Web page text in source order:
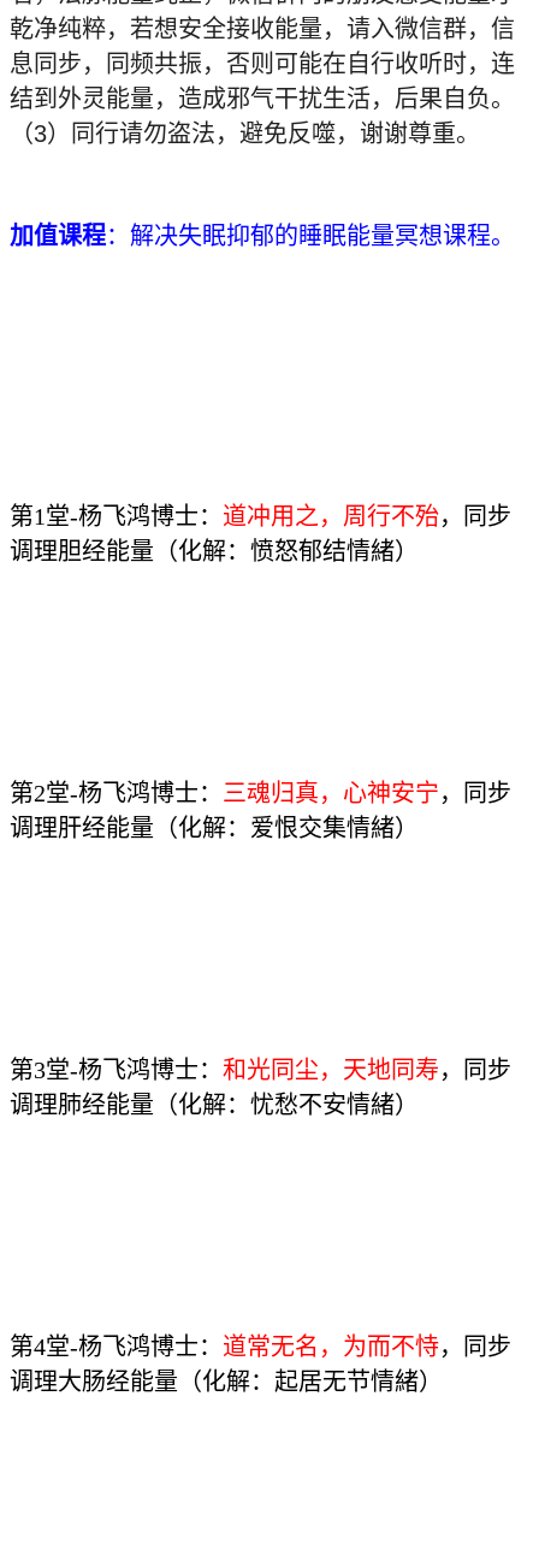
乾净纯粹，若想安全接收能量，请入微信群，信
息同步，同频共振，否则可能在自行收听时，连
结到外灵能量，造成邪气干扰生活，后果自负。
（3）同行请勿盗法，避免反噬，谢谢尊重。
加值课程：解决失眠抑郁的睡眠能量冥想课程。
第1堂-杨飞鸿博士： 道冲用之，周行不殆，同步
调理胆经能量（化解：愤怒郁结情緒）
第2堂-杨飞鸿博士： 三魂归真，心神安宁，同步
调理肝经能量（化解：爱恨交集情緒）
第3堂-杨飞鸿博士： 和光同尘，天地同寿，同步
调理肺经能量（化解：忧愁不安情緒）
第4堂-杨飞鸿博士： 道常无名，为而不恃，同步
调理大肠经能量（化解：起居无节情緒）